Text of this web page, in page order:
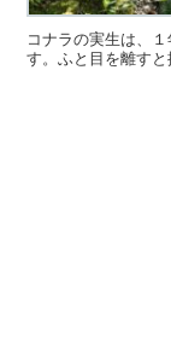
コナラの実生は、
す。ふと目を離すと